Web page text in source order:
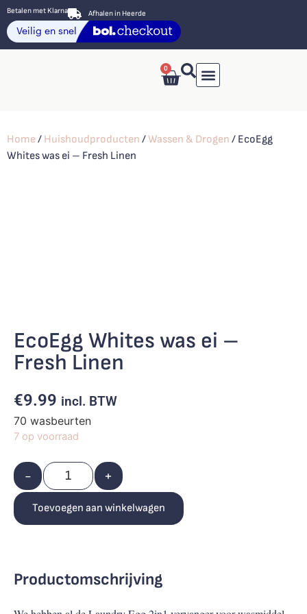
Betalen met Klarna Afhalen in Heerde
0
Home/ Huishoudproducten /Wassen & Drogen / EcoEgg
Whites was ei – Fresh Linen
EcoEgg Whites was ei –
Fresh Linen
€9.99 incl. BTW
70 wasbeurten
7 op voorraad
- +
Toevoegen aan winkelwagen
Productomschrijving